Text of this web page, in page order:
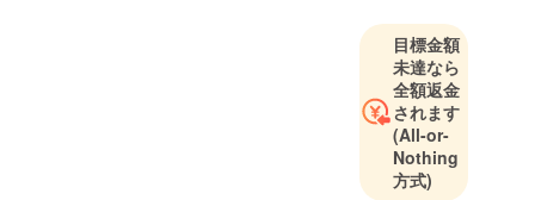
活用した靴
下が完成し
ました。
このブラン
ドでは、個
性を大切に
して欲しい
目標金額
未達なら
全額返金
されます
(All-or-
Nothing
方式)